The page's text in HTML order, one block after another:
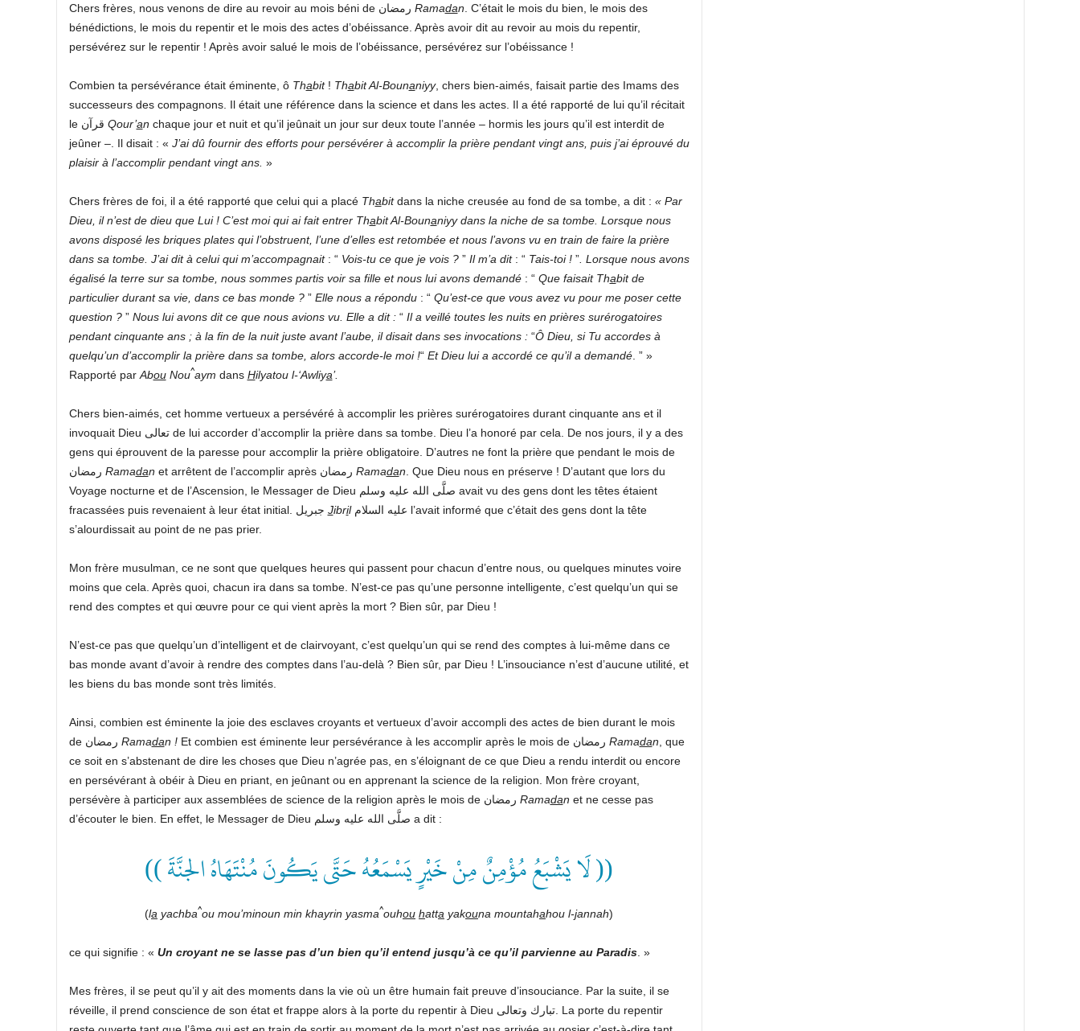
Chers frères, nous venons de dire au revoir au mois béni de رمضان Ramadan . C’était le mois du bien, le mois des
bénédictions, le mois du repentir et le mois des actes d’obéissance. Après avoir dit au revoir au mois du repentir,
persévérez sur le repentir ! Après avoir salué le mois de l’obéissance, persévérez sur l’obéissance !
Combien ta persévérance était éminente, ô Thabit! Thabit Al-Bounaniyy, chers bien-aimés, faisait partie des Imams des
successeurs des compagnons. Il était une référence dans la science et dans les actes. Il a été rapporté de lui qu’il récitait
le قرآن Qour’an chaque jour et nuit et qu’il jeûnait un jour sur deux toute l’année – hormis les jours qu’il est interdit de
jeûner –. Il disait : « J’ai dû fournir des efforts pour persévérer à accomplir la prière pendant vingt ans, puis j’ai éprouvé du
plaisir à l’accomplir pendant vingt ans. »
Chers frères de foi, il a été rapporté que celui qui a placé Thabitdans la niche creusée au fond de sa tombe, a dit : « Par
Dieu, il n’est de dieu que Lui ! C’est moi qui ai fait entrer Thabit Al-Bounaniyy dans la niche de sa tombe. Lorsque nous
avons disposé les briques plates qui l’obstruent, l’une d’elles est retombée et nous l’avons vu en train de faire la prière
dans sa tombe. J’ai dit à celui qui m’accompagnait: “Vois-tu ce que je vois ? ” Il m’a dit: “Tais-toi ! ”. Lorsque nous avons
égalisé la terre sur sa tombe, nous sommes partis voir sa fille et nous lui avons demandé: “Que faisait Thabit de
particulier durant sa vie, dans ce bas monde ? ” Elle nous a répondu: “Qu’est-ce que vous avez vu pour me poser cette
question ? ” Nous lui avons dit ce que nous avions vu. Elle a dit : “Il a veillé toutes les nuits en prières surérogatoires
pendant cinquante ans ; à la fin de la nuit juste avant l’aube, il disait dans ses invocations : “Ô Dieu, si Tu accordes à
quelqu’un d’accomplir la prière dans sa tombe, alors accorde-le moi !“Et Dieu lui a accordé ce qu’il a demandé. ” »
Rapporté par AbouNou^aym dans Hilyatou l-‘Awliya’.
Chers bien-aimés, cet homme vertueux a persévéré à accomplir les prières surérogatoires durant cinquante ans et il
invoquait Dieu تعالى de lui accorder d’accomplir la prière dans sa tombe. Dieu l’a honoré par cela. De nos jours, il y a des
gens qui éprouvent de la paresse pour accomplir la prière obligatoire. D’autres ne font la prière que pendant le mois de
رمضان Ramadan et arrêtent de l’accomplir après رمضان Ramadan . Que Dieu nous en préserve ! D’autant que lors du
Voyage nocturne et de l’Ascension, le Messager de Dieu صلَّى الله عليه وسلم avait vu des gens dont les têtes étaient
fracassées puis revenaient à leur état initial. جبريل Jibrilعليه السلام l’avait informé que c’était des gens dont la tête
s’alourdissait au point de ne pas prier.
Mon frère musulman, ce ne sont que quelques heures qui passent pour chacun d’entre nous, ou quelques minutes voire
moins que cela. Après quoi, chacun ira dans sa tombe. N’est-ce pas qu’une personne intelligente, c’est quelqu’un qui se
rend des comptes et qui œuvre pour ce qui vient après la mort ? Bien sûr, par Dieu !
N’est-ce pas que quelqu’un d’intelligent et de clairvoyant, c’est quelqu’un qui se rend des comptes à lui-même dans ce
bas monde avant d’avoir à rendre des comptes dans l’au-delà ? Bien sûr, par Dieu ! L’insouciance n’est d’aucune utilité, et
les biens du bas monde sont très limités.
Ainsi, combien est éminente la joie des esclaves croyants et vertueux d’avoir accompli des actes de bien durant le mois
de رمضان Ramadan ! Et combien est éminente leur persévérance à les accomplir après le mois de رمضان Ramadan , que
ce soit en s’abstenant de dire les choses que Dieu n’agrée pas, en s’éloignant de ce que Dieu a rendu interdit ou encore
en persévérant à obéir à Dieu en priant, en jeûnant ou en apprenant la science de la religion. Mon frère croyant,
persévère à participer aux assemblées de science de la religion après le mois de رمضان Ramadan et ne cesse pas
d’écouter le bien. En effet, le Messager de Dieu صلَّى الله عليه وسلم a dit :
(( لَا يَشْبَعُ مُؤْمِنٌ مِنْ خَيْرٍ يَسْمَعُهُ حَتَّى يَكُونَ مُنْتَهَاهُ الجنَّةَ ))
(la yachba^ou mou’minoun min khayrin yasma^ouhou hatta yakouna mountahahou l-jannah)
ce qui signifie : « Un croyant ne se lasse pas d’un bien qu’il entend jusqu’à ce qu’il parvienne au Paradis. »
Mes frères, il se peut qu’il y ait des moments dans la vie où un être humain fait preuve d’insouciance. Par la suite, il se
réveille, il prend conscience de son état et frappe alors à la porte du repentir à Dieu تبارك وتعالى. La porte du repentir